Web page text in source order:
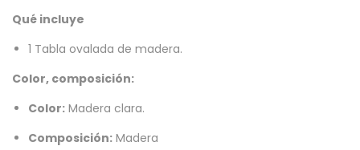
Qué incluye
1 Tabla ovalada de madera.
Color, composición:
Color: Madera clara.
Composición: Madera